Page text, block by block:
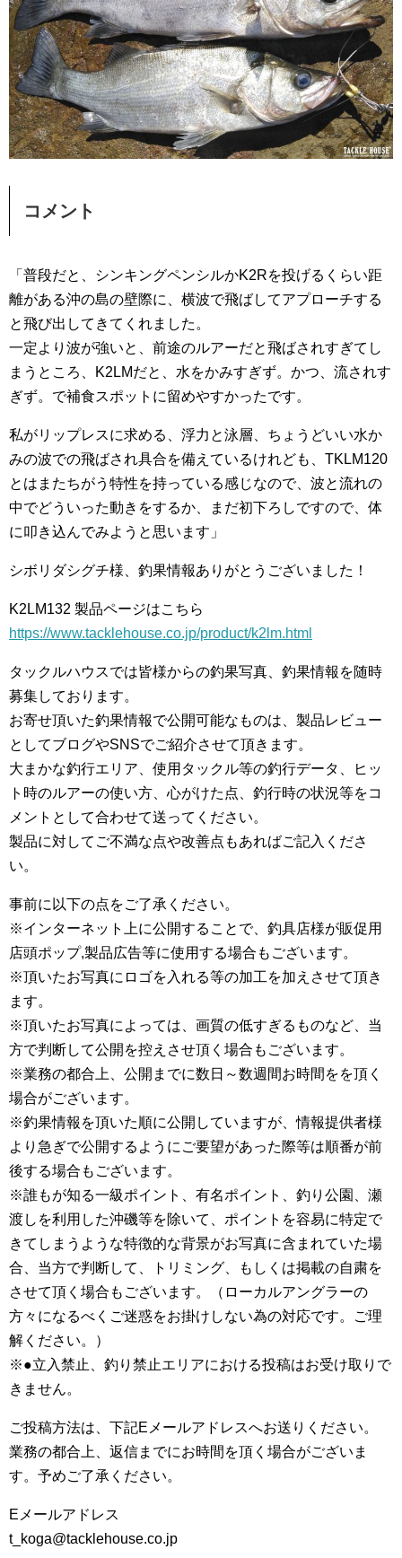
コメント
「普段だと、シンキングペンシルかK2Rを投げるくらい距
離がある沖の島の壁際に、横波で飛ばしてアプローチする
と飛び出してきてくれました。
一定より波が強いと、前途のルアーだと飛ばされすぎてし
まうところ、K2LMだと、水をかみすぎず。かつ、流されす
ぎず。で補食スポットに留めやすかったです。
私がリップレスに求める、浮力と泳層、ちょうどいい水か
みの波での飛ばされ具合を備えているけれども、TKLM120
とはまたちがう特性を持っている感じなので、波と流れの
中でどういった動きをするか、まだ初下ろしですので、体
に叩き込んでみようと思います」
シボリダシグチ様、釣果情報ありがとうございました！
K2LM132 製品ページはこちら
https://www.tacklehouse.co.jp/product/k2lm.html
タックルハウスでは皆様からの釣果写真、釣果情報を随時
募集しております。
お寄せ頂いた釣果情報で公開可能なものは、製品レビュー
としてブログやSNSでご紹介させて頂きます。
大まかな釣行エリア、使用タックル等の釣行データ、ヒッ
ト時のルアーの使い方、心がけた点、釣行時の状況等をコ
メントとして合わせて送ってください。
製品に対してご不満な点や改善点もあればご記入くださ
い。
事前に以下の点をご了承ください。
※インターネット上に公開することで、釣具店様が販促用
店頭ポップ,製品広告等に使用する場合もございます。
※頂いたお写真にロゴを入れる等の加工を加えさせて頂き
ます。
※頂いたお写真によっては、画質の低すぎるものなど、当
方で判断して公開を控えさせ頂く場合もございます。
※業務の都合上、公開までに数日～数週間お時間をを頂く
場合がございます。
※釣果情報を頂いた順に公開していますが、情報提供者様
より急ぎで公開するようにご要望があった際等は順番が前
後する場合もございます。
※誰もが知る一級ポイント、有名ポイント、釣り公園、瀬
渡しを利用した沖磯等を除いて、ポイントを容易に特定で
きてしまうような特徴的な背景がお写真に含まれていた場
合、当方で判断して、トリミング、もしくは掲載の自粛を
させて頂く場合もございます。（ローカルアングラーの
方々になるべくご迷惑をお掛けしない為の対応です。ご理
解ください。）
※●立入禁止、釣り禁止エリアにおける投稿はお受け取りで
きません。
ご投稿方法は、下記Eメールアドレスへお送りください。
業務の都合上、返信までにお時間を頂く場合がございま
す。予めご了承ください。
Eメールアドレス
t_koga@tacklehouse.co.jp